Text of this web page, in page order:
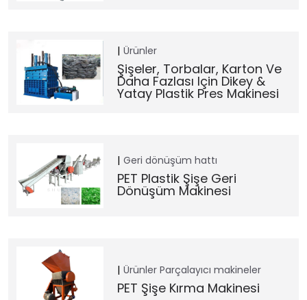
Ürünler
Şişeler, Torbalar, Karton Ve
Daha Fazlası Için Dikey &
Yatay Plastik Pres Makinesi
Geri dönüşüm hattı
PET Plastik Şişe Geri
Dönüşüm Makinesi
Ürünler Parçalayıcı makineler
PET Şişe Kırma Makinesi